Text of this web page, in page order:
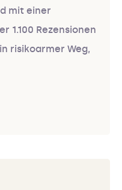
mit einer
1.100 Rezensionen
risikoarmer Weg,